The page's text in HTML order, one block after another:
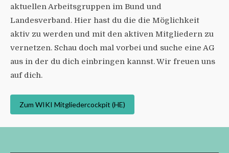
aktuellen Arbeitsgruppen im Bund und
Landesverband. Hier hast du die die Möglichkeit
aktiv zu werden und mit den aktiven Mitgliedern zu
vernetzen. Schau doch mal vorbei und suche eine AG
aus in der du dich einbringen kannst. Wir freuen uns
auf dich.
Zum WIKI Mitgliedercockpit (HE)